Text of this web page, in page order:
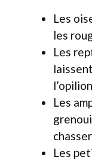
Les
les
Les
Les
Les